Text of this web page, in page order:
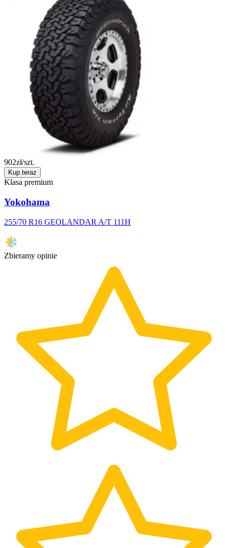
902zł/szt.
Kup teraz
Klasa premium
Yokohama
255/70 R16 GEOLANDAR A/T 111H
Zbieramy opinie